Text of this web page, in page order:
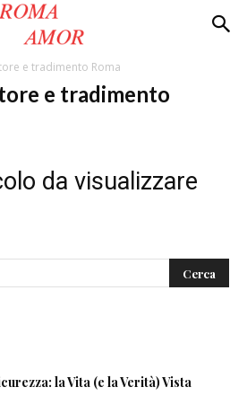
e tradimento Roma
e tradimento
da visualizzare
la Vita (e la Verità) Vista